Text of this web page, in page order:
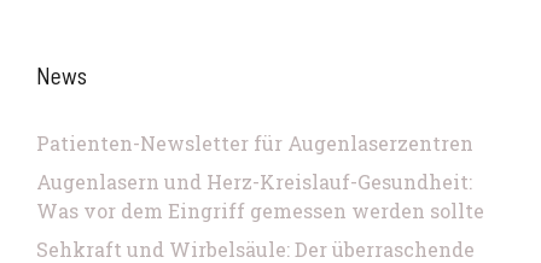
News
Patienten-Newsletter für Augenlaserzentren
Augenlasern und Herz-Kreislauf-Gesundheit:
Was vor dem Eingriff gemessen werden sollte
Sehkraft und Wirbelsäule: Der überraschende